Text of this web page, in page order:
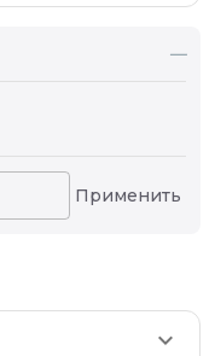
—
Применить
keyboard_arrow_down